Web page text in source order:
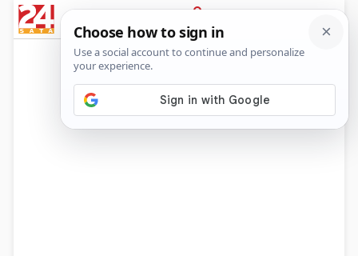
PRIJAVA
News